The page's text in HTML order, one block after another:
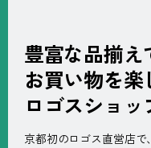
豊富な品揃え
お買い物を楽
ロゴスショッ
京都初のロゴス直営店